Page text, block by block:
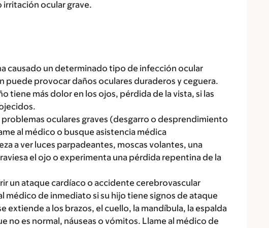
irritación ocular grave.
causado un determinado tipo de infección ocular
provocar daños oculares duraderos y ceguera.
tiene más dolor en los ojos, pérdida de la vista, si las
problemas oculares graves (desgarro o desprendimiento
al médico o busque asistencia médica
a ver luces parpadeantes, moscas volantes, una
el ojo o experimenta una pérdida repentina de la
un ataque cardíaco o accidente cerebrovascular
médico de inmediato si su hijo tiene signos de ataque
extiende a los brazos, el cuello, la mandíbula, la espalda
no es normal, náuseas o vómitos. Llame al médico de